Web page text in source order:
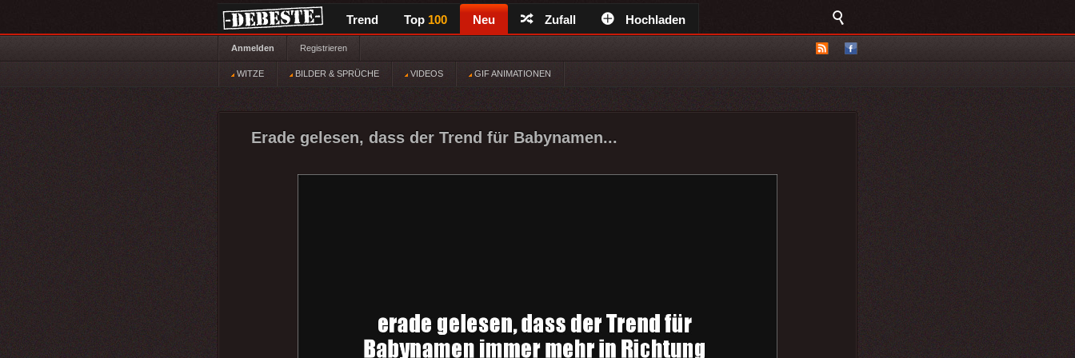
Trend Top 100 Neu Zufall Hochladen
Anmelden Registrieren
WITZE BILDER & SPRÜCHE VIDEOS GIF ANIMATIONEN
Erade gelesen, dass der Trend für Babynamen...